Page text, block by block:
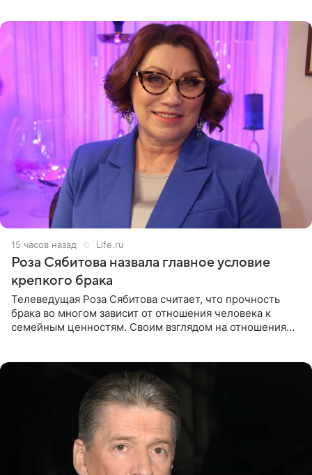
15 часов назад Life.ru
Роза Сябитова назвала главное условие
крепкого брака
Телеведущая Роза Сябитова считает, что прочность
брака во многом зависит от отношения человека к
семейным ценностям. Своим взглядом на отношения